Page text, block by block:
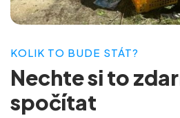
KOLIK TO BUDE STÁT?
Nechte si to
spočítat